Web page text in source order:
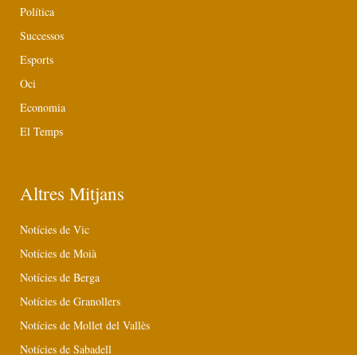
Política
Successos
Esports
Oci
Economia
El Temps
Altres Mitjans
Notícies de Vic
Notícies de Moià
Notícies de Berga
Notícies de Granollers
Notícies de Mollet del Vallès
Notícies de Sabadell